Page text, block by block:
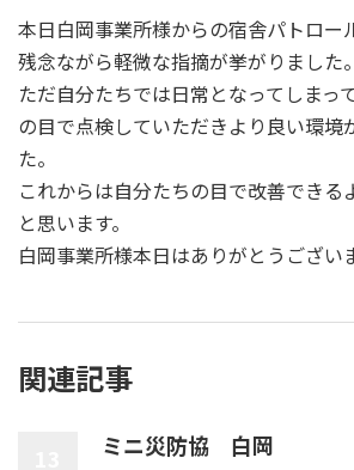
本日白岡事業所様からの宿舎パトロー
残念ながら軽微な指摘が挙がりました。
ただ自分たちでは日常となってしまっ
の目で点検していただきより良い環境
た。
これからは自分たちの目で改善できる
と思います。
白岡事業所様本日はありがとうござい
関連記事
ミニ災防協 白岡